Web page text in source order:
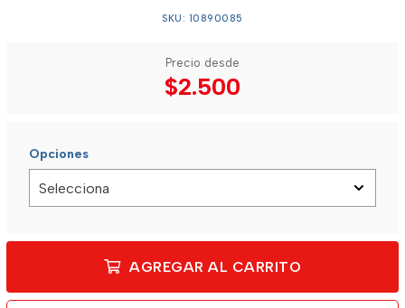
SKU: 10890085
Precio desde
$2.500
Opciones
AGREGAR AL CARRITO